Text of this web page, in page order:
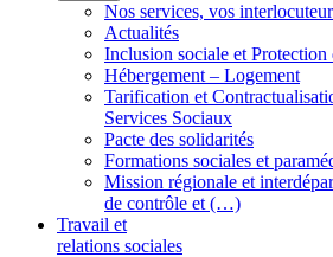
Nos services, vos
Actualités
Inclusion sociale et Protection
Hébergement – Logement
Tarification et
Services Sociaux
Pacte des solidarités
Formations sociales et
Mission régionale et
de contrôle et (…)
Travail et
relations sociales